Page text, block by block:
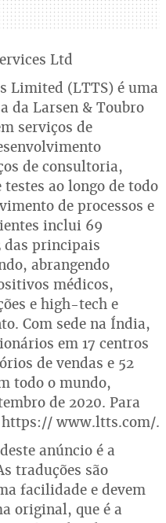
Ltd
Limited (LTTS) é uma
da Larsen & Toubro
serviços de
de consultoria,
ao longo de todo
de processos e
inclui 69
das principais
abrangendo
médicos,
e high-tech e
Com sede na Índia,
em 17 centros
de vendas e 52
todo o mundo,
de 2020. Para
https:// www.ltts.com/.
anúncio é a
traduções são
facilidade e devem
original, que é a